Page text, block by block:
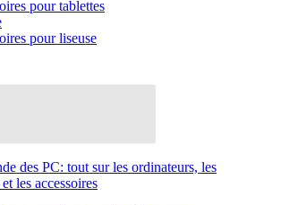
pour tablettes
pour liseuse
des PC: tout sur les ordinateurs, les
les accessoires